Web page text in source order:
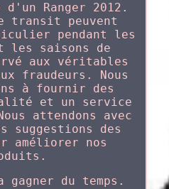
Ranger 2012.
transit peuvent
pendant les
les saisons de
aux véritables
fraudeurs. Nous
à fournir des
et un service
attendons avec
suggestions des
améliorer nos
gagner du temps.